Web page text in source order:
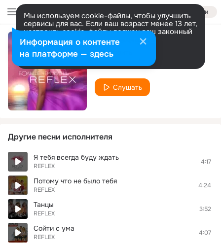
Войти
Мы используем cookie-файлы, чтобы улучшить
сервисы для вас. Если ваш возраст менее 13 лет,
настроить cookie-файлы должен ваш законный
представитель. Больше информации
Разрешить все Настроить
Скажи когда
REFLEX
Слушать
Другие песни исполнителя
Я тебя всегда буду ждать
REFLEX
4:17
Потому что не было тебя
REFLEX
4:24
Танцы
REFLEX
3:52
Сойти с ума
REFLEX
4:07
Информация о контенте
на платформе — здесь